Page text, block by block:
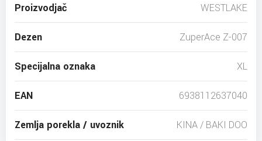
Proizvodjač WESTLAKE
Dezen ZuperAce Z-007
Specijalna oznaka XL
EAN 6938112637040
Zemlja porekla / uvoznik KINA / BAKI DOO